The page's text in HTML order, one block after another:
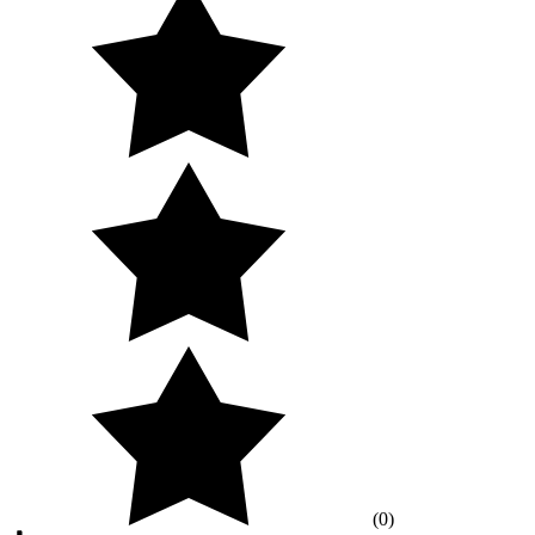
(0)